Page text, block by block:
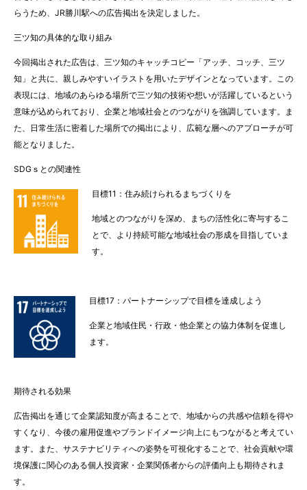
らうため、JR勝川駅への広告掲出を決定しました。
三ツ知の具体的な取り組み
今回掲出された広告は、三ツ知のキャッチコピー「アッチ、コッチ、三ツ
知」と共に、親しみやすいイラストを用いたデザインとなっています。この
表現には、地域のあらゆる場所で三ツ知の技術や想いが活躍しているという
意味が込められており、企業と地域社会とのつながりを強調しています。ま
た、日常生活に密着した場所での掲出により、広範な層へのアプローチが可
能となりました。
SDGｓとの関連性
目標11：住み続けられるまちづくりを
地域とのつながりを深め、まちの活性化に寄与するこ
とで、より持続可能な地域社会の形成を目指していま
す。
目標17：パートナーシップで目標を達成しよう
企業と地域住民・行政・他企業との協力体制を促進し
ます。
期待される効果
広告掲出を通じて企業認知度が高まることで、地域からの共感や信頼を得や
すくなり、今後の雇用促進やブランドイメージ向上にもつながると考えてい
ます。また、サステナビリティへの姿勢を可視化することで、社会貢献や環
境保護に関心のある個人投資家・企業関係者からの評価向上も期待されま
す。